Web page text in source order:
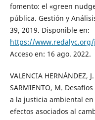
fomento: el «green
pública. Gestión y
39, 2019. Disponible en:
https://
Acceso en: 16 ago. 2022.
VALENCIA HERNÁNDEZ,
SARMIENTO, M.
a la justicia ambiental
efectos asociados al